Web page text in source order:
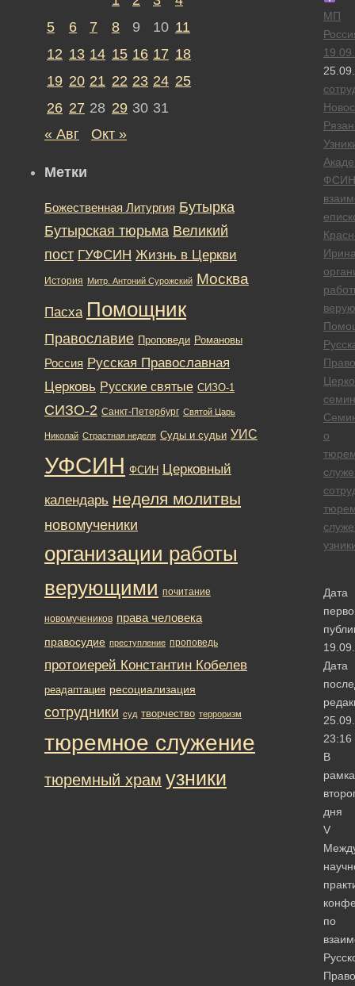
МП
ФСИН
о
Дата
Дата
23:16
В
дня
V
по
5
6 7 8 9 10 11
12 13 14 15 16 17 18
19 20 21 22 23 24 25
26 27 28 29 30 31
« Авг
Окт »
Метки
Божественная Литургия Бутырка
Бутырская тюрьма Великий
пост ГУФСИН Жизнь в Церкви
История Митр. Антоний Сурожский Москва
Пасха Помощник
Православие Проповеди Романовы
Россия Русская Православная
Церковь Русские святые СИЗО-1
СИЗО-2 Санкт-Петербург Святой Царь
Николай Страстная неделя Суды и судьи УИС
УФСИН ФСИН Церковный
календарь неделя молитвы
новомученики
организации работы
верующими почитание
новомучеников права человека
правосудие преступление проповедь
протоиерей Константин Кобелев
реадаптация ресоциализация
сотрудники суд творчество терроризм
тюремное служение
тюремный храм узники